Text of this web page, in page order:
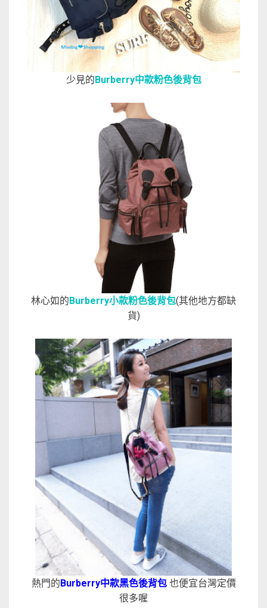
少見的Burberry中款粉色後背包
林心如的Burberry小款粉色後背包(其他地方都缺
貨)
熱門的 Burberry中款黑色後背包也便宜台灣定價
很多喔